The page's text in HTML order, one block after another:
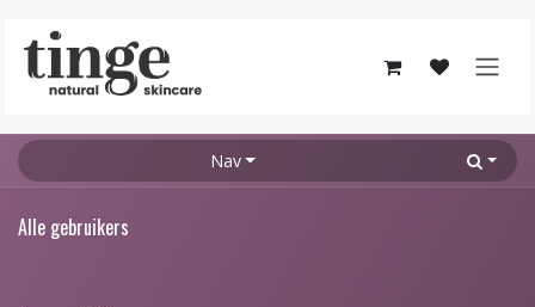
Nav
Alle gebruikers